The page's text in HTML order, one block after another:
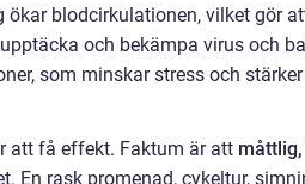
blodcirkulationen, vilket gör
och bekämpa virus och
som minskar stress och
att få effekt. Faktum är att
En rask promenad, cykeltur,